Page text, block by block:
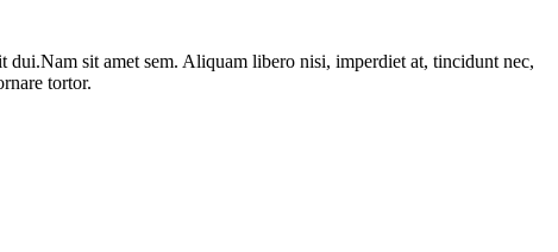
sit amet sem. Aliquam libero nisi, imperdiet at, tincidunt nec,
tortor.